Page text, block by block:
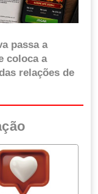
passa a
coloca a
relações de